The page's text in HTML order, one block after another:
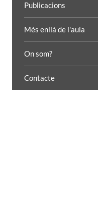
Publicacions
Més enllà de l'aula
On som?
Contacte